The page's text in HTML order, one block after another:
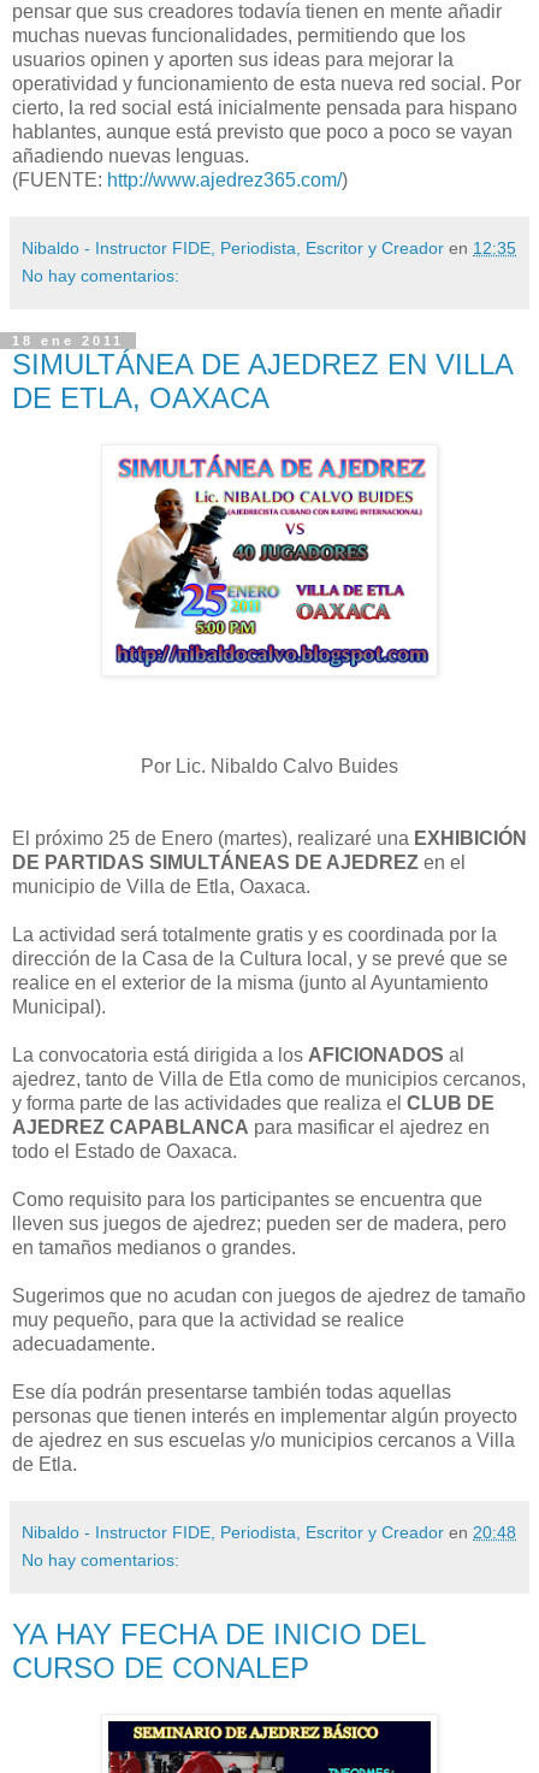
pensar que sus creadores todavía tienen en mente añadir
muchas nuevas funcionalidades, permitiendo que los
usuarios opinen y aporten sus ideas para mejorar la
operatividad y funcionamiento de esta nueva red social. Por
cierto, la red social está inicialmente pensada para hispano
hablantes, aunque está previsto que poco a poco se vayan
añadiendo nuevas lenguas.
(FUENTE: http://www.ajedrez365.com/)
Nibaldo - Instructor FIDE, Periodista, Escritor y Creador en 12:35
No hay comentarios:
18 ene 2011
SIMULTÁNEA DE AJEDREZ EN VILLA
DE ETLA, OAXACA
Por Lic. Nibaldo Calvo Buides
El próximo 25 de Enero (martes), realizaré una EXHIBICIÓN
DE PARTIDAS SIMULTÁNEAS DE AJEDREZ en el
municipio de Villa de Etla, Oaxaca.
La actividad será totalmente gratis y es coordinada por la
dirección de la Casa de la Cultura local, y se prevé que se
realice en el exterior de la misma (junto al Ayuntamiento
Municipal).
La convocatoria está dirigida a los AFICIONADOS al
ajedrez, tanto de Villa de Etla como de municipios cercanos,
y forma parte de las actividades que realiza el CLUB DE
AJEDREZ CAPABLANCA para masificar el ajedrez en
todo el Estado de Oaxaca.
Como requisito para los participantes se encuentra que
lleven sus juegos de ajedrez; pueden ser de madera, pero
en tamaños medianos o grandes.
Sugerimos que no acudan con juegos de ajedrez de tamaño
muy pequeño, para que la actividad se realice
adecuadamente.
Ese día podrán presentarse también todas aquellas
personas que tienen interés en implementar algún proyecto
de ajedrez en sus escuelas y/o municipios cercanos a Villa
de Etla.
Nibaldo - Instructor FIDE, Periodista, Escritor y Creador en 20:48
No hay comentarios:
YA HAY FECHA DE INICIO DEL
CURSO DE CONALEP